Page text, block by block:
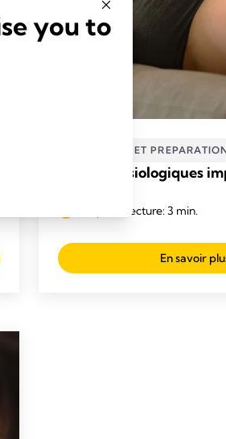
GROSSESSE ET
Effets physiologiques
Temps de lecture: 3 min.
En savoir
you to